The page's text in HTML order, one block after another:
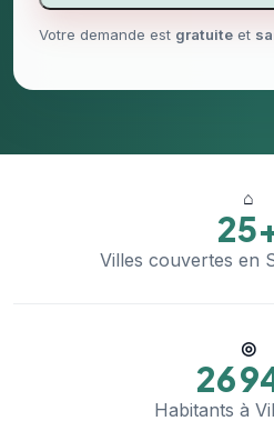
Votre demande est gratuite et
⌂
Villes couvertes en
◎
26
Habitants à